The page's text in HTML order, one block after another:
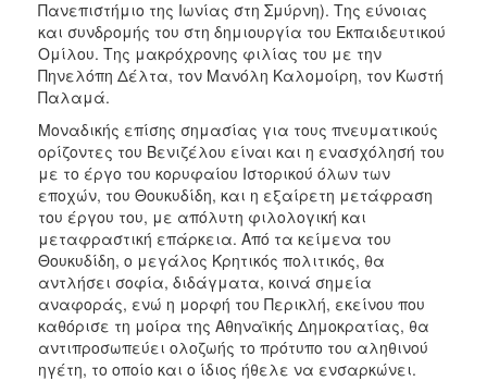
Πανεπιστήμιο της Ιωνίας στη Σμύρνη). Της εύνοιας
και συνδρομής του στη δημιουργία του Εκπαιδευτικού
Ομίλου. Της μακρόχρονης φιλίας του με την
Πηνελόπη Δέλτα, τον Μανόλη Καλομοίρη, τον Κωστή
Παλαμά.
Μοναδικής επίσης σημασίας για τους πνευματικούς
ορίζοντες του Βενιζέλου είναι και η ενασχόλησή του
με το έργο του κορυφαίου Ιστορικού όλων των
εποχών, του Θουκυδίδη, και η εξαίρετη μετάφραση
του έργου του, με απόλυτη φιλολογική και
μεταφραστική επάρκεια. Από τα κείμενα του
Θουκυδίδη, ο μεγάλος Κρητικός πολιτικός, θα
αντλήσει σοφία, διδάγματα, κοινά σημεία
αναφοράς, ενώ η μορφή του Περικλή, εκείνου που
καθόρισε τη μοίρα της Αθηναϊκής Δημοκρατίας, θα
αντιπροσωπεύει ολοζωής το πρότυπο του αληθινού
ηγέτη, το οποίο και ο ίδιος ήθελε να ενσαρκώνει.